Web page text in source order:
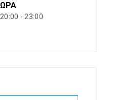
ΏΡΑ
20:00 - 23:00